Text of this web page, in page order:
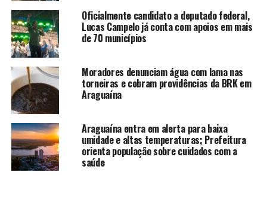
Oficialmente candidato a deputado federal,
Lucas Campelo já conta com apoios em mais
de 70 municípios
Moradores denunciam água com lama nas
torneiras e cobram providências da BRK em
Araguaína
Araguaína entra em alerta para baixa
umidade e altas temperaturas; Prefeitura
orienta população sobre cuidados com a
saúde